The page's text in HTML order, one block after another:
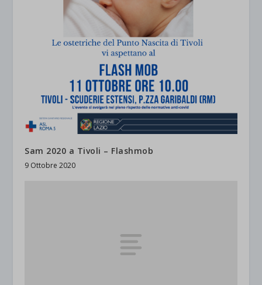
Sam 2020 a Tivoli – Flashmob
9 Ottobre 2020